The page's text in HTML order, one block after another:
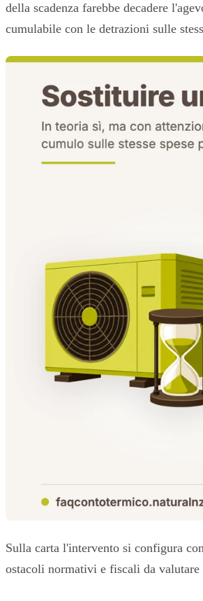
della scadenza farebbe decadere
cumulabile con le detrazioni sulle
Sulla carta l'intervento si configura
ostacoli normativi e fiscali da valutare